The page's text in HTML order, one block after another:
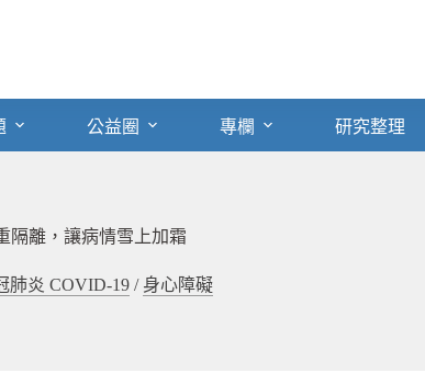
公益圈 專欄 研究整理
隔離，讓病情雪上加霜
肺炎 COVID-19 / 身心障礙